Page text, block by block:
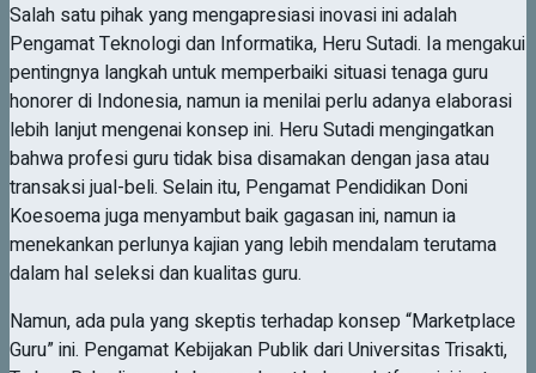
Salah satu pihak yang mengapresiasi inovasi ini adalah
Pengamat Teknologi dan Informatika, Heru Sutadi. Ia mengakui
pentingnya langkah untuk memperbaiki situasi tenaga guru
honorer di Indonesia, namun ia menilai perlu adanya elaborasi
lebih lanjut mengenai konsep ini. Heru Sutadi mengingatkan
bahwa profesi guru tidak bisa disamakan dengan jasa atau
transaksi jual-beli. Selain itu, Pengamat Pendidikan Doni
Koesoema juga menyambut baik gagasan ini, namun ia
menekankan perlunya kajian yang lebih mendalam terutama
dalam hal seleksi dan kualitas guru.
Namun, ada pula yang skeptis terhadap konsep “Marketplace
Guru” ini. Pengamat Kebijakan Publik dari Universitas Trisakti,